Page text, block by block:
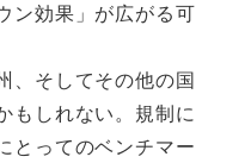
ン効果」が広がる可
、そしてその他の国
もしれない。規制に
とってのベンチマー